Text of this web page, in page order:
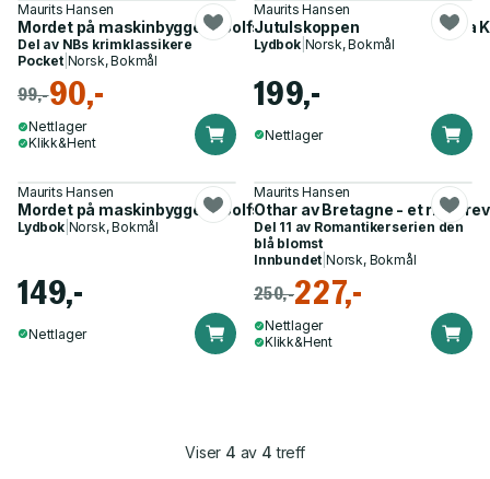
Maurits Hansen
Mordet på maskinbygger Roolfsen - en kriminalanekdote fra
Del av NBs krimklassikere
Pocket| Norsk, Bokmål
99,-90,-
Nettlager
Klikk&Hent
Maurits Hansen
Jutulskoppen
Lydbok| Norsk, Bokmål
199,-
Nettlager
Maurits Hansen
Mordet på maskinbygger Roolfsen
Lydbok| Norsk, Bokmål
149,-
Nettlager
Maurits Hansen
Othar av Bretagne - et
Del 11 av Romantikerserien den
blå blomst
Innbundet |Norsk, Bokmål
250,-227,-
Nettlager
Klikk&Hent
Viser 4 av 4 treff